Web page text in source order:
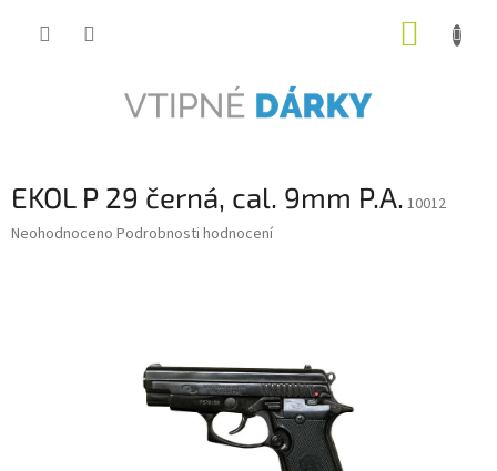
EKOL P 29 černá, cal. 9mm P.A. 10012
Průměrné
Neohodnoceno Podrobnosti hodnocení